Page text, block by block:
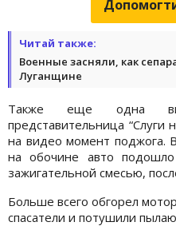
Читай также:
Военные засняли, как
Луганщине
Также еще одна
представительница “Слуги
на видео момент поджога.
на обочине авто
зажигательной смесью,
Больше всего обгорел
спасатели и потушили